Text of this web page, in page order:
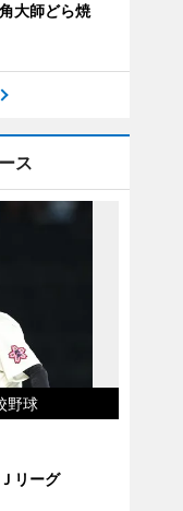
大師どら焼
ス
野球
リーグ